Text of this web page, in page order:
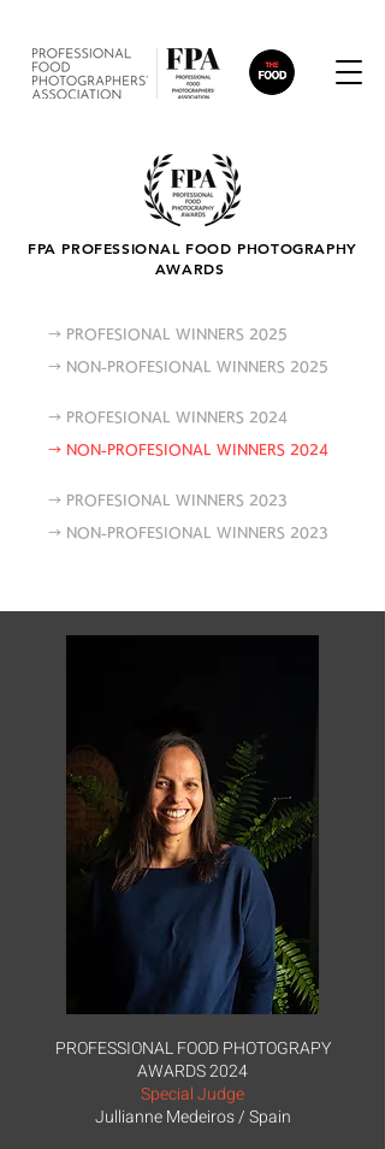
FPA PROFESSIONAL FOOD PHOTOGRAPHY
AWARDS
→ PROFESIONAL WINNERS 2025
→ NON-PROFESIONAL WINNERS 2025
→ PROFESIONAL WINNERS 2024
→ NON-PROFESIONAL WINNERS 2024
→ PROFESIONAL WINNERS 2023
→ NON-PROFESIONAL WINNERS 2023
PROFESSIONAL FOOD PHOTOGRAPY
AWARDS 2024
Special Judge
Jullianne Medeiros / Spain